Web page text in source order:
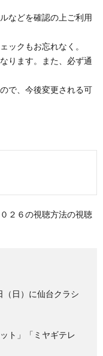
などを確認の上ご利用
ックもお忘れなく。
ります。また、必ず通
で、今後変更される可
２６の視聴方法の視聴
（日）に仙台クラシ
ト」「ミヤギテレ